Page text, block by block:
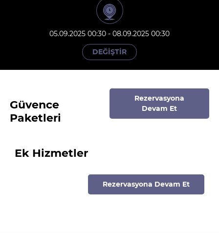
05.09.2025 00:30 - 08.09.2025 00:30
DEĞİŞTİR
Güvence
Paketleri
Rezervasyona
Devam Et
Ek Hizmetler
Rezervasyona Devam Et